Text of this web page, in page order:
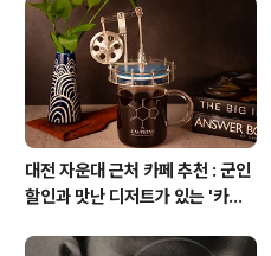
대전 자운대 근처 카페 추천 : 군인
할인과 맛난 디저트가 있는 '카페